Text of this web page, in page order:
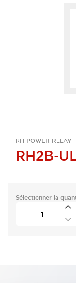
RH POWER RELAY
RH2B-
Sélectionner la